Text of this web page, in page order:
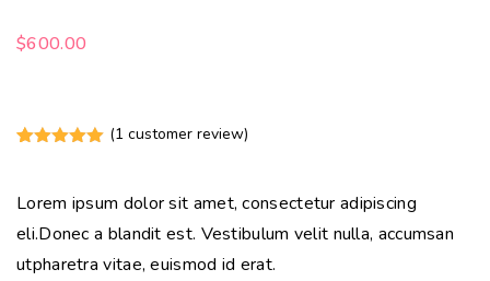
$600.00
en
puntuación
de cliente
(1 customer review)
Lorem ipsum dolor sit amet, consectetur adipiscing
eli.Donec a blandit est. Vestibulum velit nulla, accumsan
utpharetra vitae, euismod id erat.